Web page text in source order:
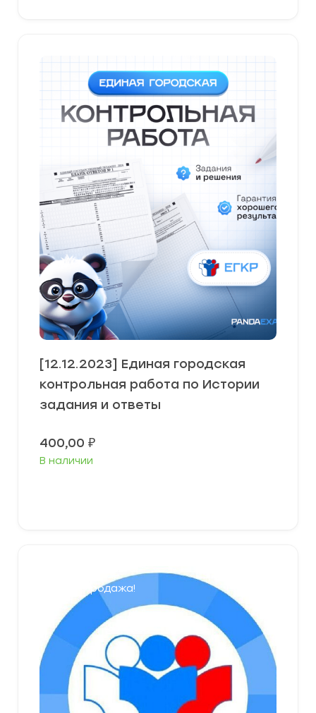
[12.12.2023] Единая городская
контрольная работа по Истории
задания и ответы
400,00 ₽
В наличии
Распродажа!